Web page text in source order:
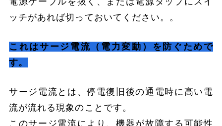
ッチがあれば切っておいてください。。
これはサージ電流（電力変動）を防ぐためで
す。
サージ電流とは、停電復旧後の通電時に高い電
流が流れる現象のことです。
このサージ電流により、機器が故障する可能性